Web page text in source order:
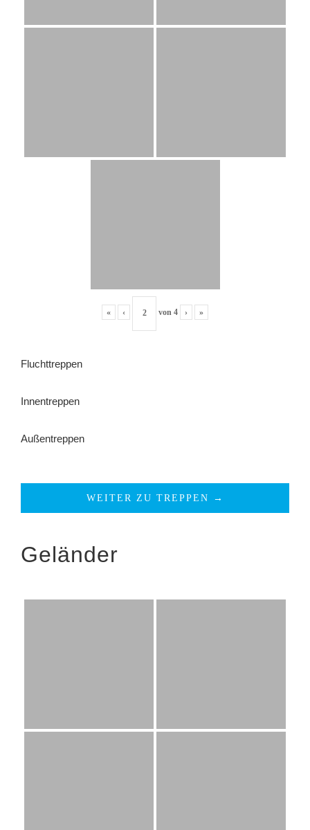
« ‹ von 4 › »
Fluchttreppen
Innentreppen
Außentreppen
WEITER ZU TREPPEN →
Geländer